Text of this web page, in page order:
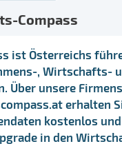
Compass
ist Österreichs
, Wirtschafts-
Über unsere
erhalten
kostenlos
in den